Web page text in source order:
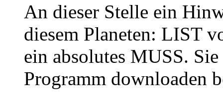
An dieser Stelle ein
diesem Planeten: LIST
ein absolutes MUSS.
Programm downloaden